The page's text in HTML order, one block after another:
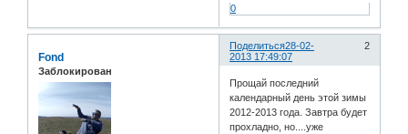
0
Поделиться 2
28-02-
2013 17:49:07
Fond
Заблокирован
Прощай последний
календарный день этой зимы
2012-2013 года. Завтра будет
прохладно, но....уже